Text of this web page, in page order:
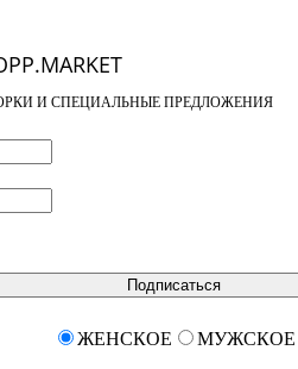
И СПЕЦИАЛЬНЫЕ ПРЕДЛОЖЕНИЯ
Подписаться
ЖЕНСКОЕ МУЖСКОЕ